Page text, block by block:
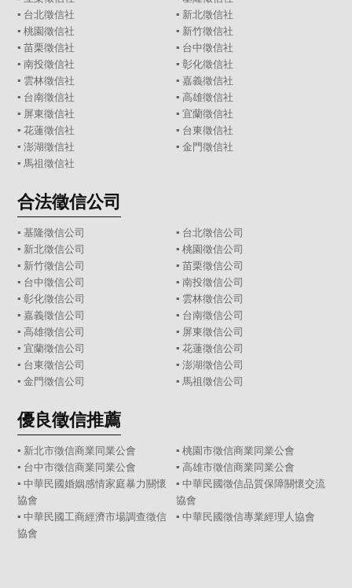
▪ 台北徵信社 ▪ 新北徵信社
▪桃園徵信社 ▪ 新竹徵信社
▪苗栗徵信社 ▪ 台中徵信社
▪南投徵信社 ▪ 彰化徵信社
▪ 雲林徵信社 ▪ 嘉義徵信社
▪ 台南徵信社 ▪ 高雄徵信社
▪ 屏東徵信社 ▪ 宜蘭徵信社
▪花蓮徵信社 ▪ 台東徵信社
▪澎湖徵信社 ▪ 金門徵信社
▪ 馬祖徵信社
合法徵信公司
▪基隆徵信公司 ▪ 台北徵信公司
▪ 新北徵信公司 ▪ 桃園徵信公司
▪ 新竹徵信公司 ▪ 苗栗徵信公司
▪ 台中徵信公司 ▪ 南投徵信公司
▪彰化徵信公司 ▪ 雲林徵信公司
▪嘉義徵信公司 ▪ 台南徵信公司
▪高雄徵信公司 ▪ 屏東徵信公司
▪宜蘭徵信公司 ▪ 花蓮徵信公司
▪ 台東徵信公司 ▪ 澎湖徵信公司
▪金門徵信公司 ▪ 馬祖徵信公司
優良徵信推薦
▪ 新北市徵信商業同業公會
▪ 桃園市徵信商業同業公會
▪ 台中市徵信商業同業公會
▪ 高雄市徵信商業同業公會
▪ 中華民國婚姻感情家庭暴力關懷
協會
▪ 中華民國徵信品質保障關懷交流
協會
▪ 中華民國工商經濟市場調查徵信
協會
▪ 中華民國徵信專業經理人協會